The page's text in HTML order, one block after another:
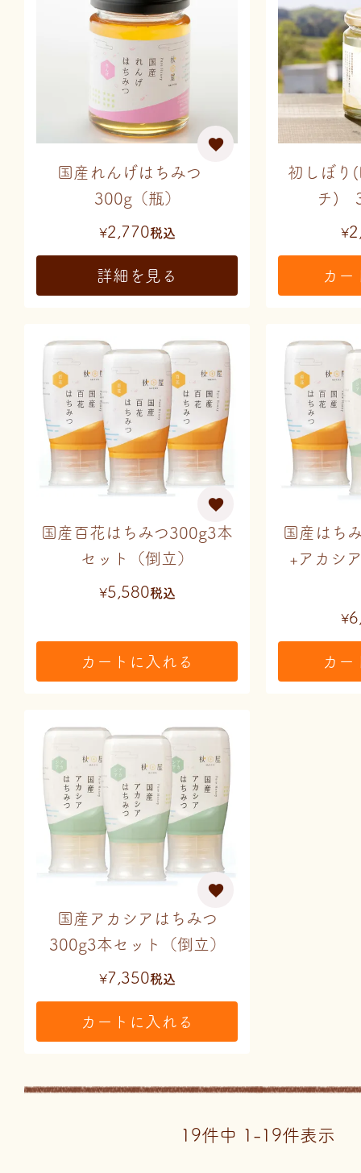
国産れんげはちみつ
300g（瓶）
¥2,770税込
詳細を見る
初しぼり
チ)
¥
カー
国産百花はちみつ300g3本
セット（倒立）
¥5,580税込
カートに入れる
国産はち
+アカシ
¥
カー
国産アカシアはちみつ
300g3本セット（倒立）
¥7,350税込
カートに入れる
19件中 1 -19件表示